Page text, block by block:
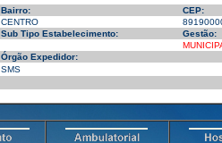
Bairro:
CEP:
CENTRO
Sub Tipo Estabelecimento:
Gestão:
Órgão Expedidor:
SMS